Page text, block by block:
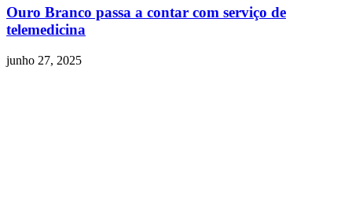
Ouro Branco passa a contar com serviço de
telemedicina
junho 27, 2025